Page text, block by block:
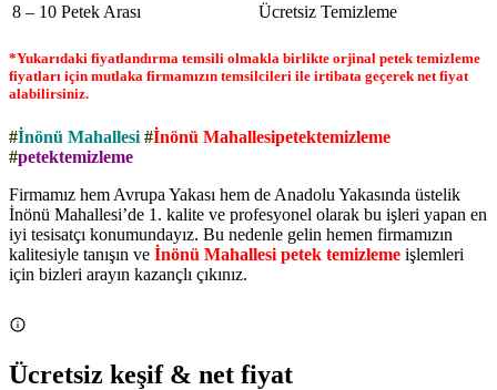
8 – 10 Petek Arası
Ücretsiz Temizleme
*Yukarıdaki fiyatlandırma temsili olmakla birlikte orjinal petek temizleme
fiyatları için mutlaka firmamızın temsilcileri ile irtibata geçerek net fiyat
alabilirsiniz.
#İnönü Mahallesi #İnönü Mahallesipetektemizleme
#petektemizleme
Firmamız hem Avrupa Yakası hem de Anadolu Yakasında üstelik
İnönü Mahallesi’de 1. kalite ve profesyonel olarak bu işleri yapan en
iyi tesisatçı konumundayız. Bu nedenle gelin hemen firmamızın
kalitesiyle tanışın ve İnönü Mahallesi petek temizleme işlemleri
için bizleri arayın kazançlı çıkınız.
Ücretsiz keşif & net fiyat